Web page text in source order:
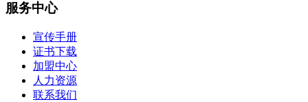
服务中心
宣传手册
证书下载
加盟中心
人力资源
联系我们